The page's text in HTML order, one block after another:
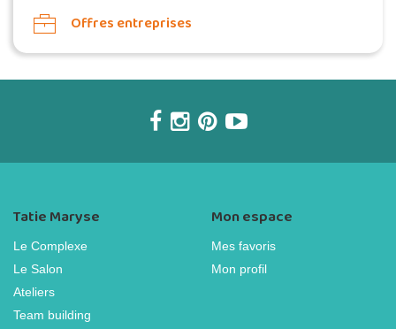
Offres entreprises
Tatie Maryse
Le Complexe
Le Salon
Ateliers
Team building
Mon espace
Mes favoris
Mon profil